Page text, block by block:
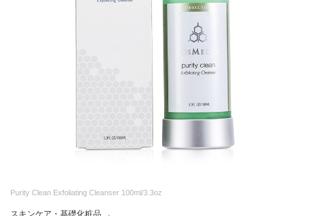
Purity Clean Exfoliating Cleanser 100ml/3.3oz